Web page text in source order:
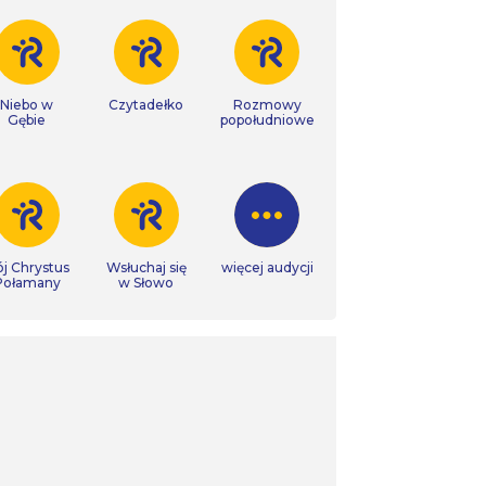
Niebo w
Gębie
Czytadełko
Rozmowy
popołudniowe
Chrystus
Wsłuchaj się
w Słowo
więcej audycji